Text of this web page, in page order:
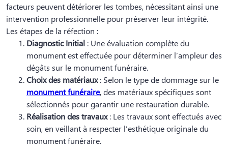
facteurs peuvent détériorer les tombes, nécessitant ainsi une
intervention professionnelle pour préserver leur intégrité.
Les étapes de la réfection :
Diagnostic Initial : Une évaluation complète du
monument est effectuée pour déterminer l’ampleur des
dégâts sur le monument funéraire.
Choix des matériaux: Selon le type de dommage sur le
monument funéraire, des matériaux spécifiques sont
sélectionnés pour garantir une restauration durable.
Réalisation des travaux: Les travaux sont effectués avec
soin, en veillant à respecter l’esthétique originale du
monument funéraire.